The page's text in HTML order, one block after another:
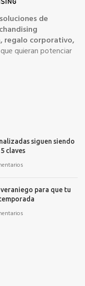
soluciones de
regalo corporativo,
quieran potenciar
siguen siendo
claves
para que tu